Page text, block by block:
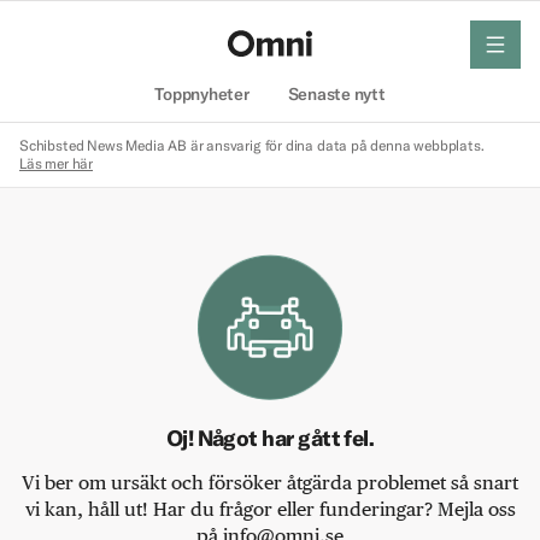
Toppnyheter Senaste nytt
meny
Schibsted News Media AB är ansvarig för dina data på denna webbplats.
Läs mer här
Oj! Något har gått fel.
Vi ber om ursäkt och försöker åtgärda problemet så snart
vi kan, håll ut! Har du frågor eller funderingar? Mejla oss